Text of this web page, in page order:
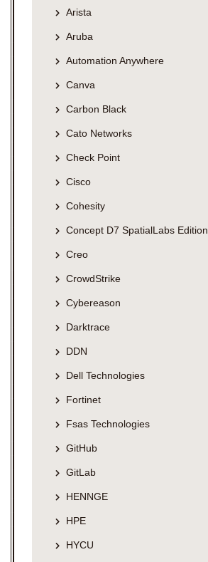
Arista
Aruba
Automation Anywhere
Canva
Carbon Black
Cato Networks
Check Point
Cisco
Cohesity
Concept D7 SpatialLabs Edition
Creo
CrowdStrike
Cybereason
Darktrace
DDN
Dell Technologies
Fortinet
Fsas Technologies
GitHub
GitLab
HENNGE
HPE
HYCU